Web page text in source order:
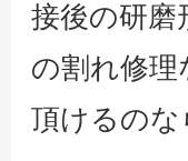
接後の研磨
の割れ修理
頂けるの